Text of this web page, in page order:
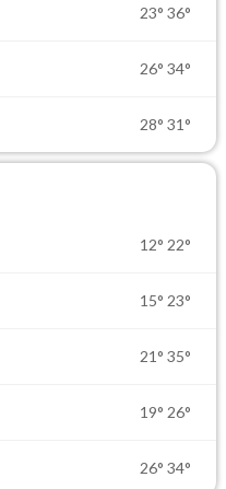
23° 36°
26° 34°
28° 31°
12° 22°
15° 23°
21° 35°
19° 26°
26° 34°